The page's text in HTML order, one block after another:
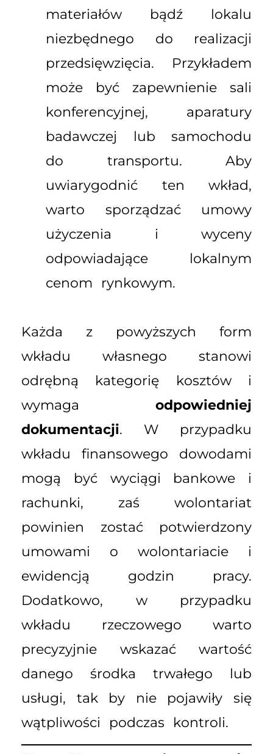
materiałów bądź lokalu
niezbędnego do realizacji
przedsięwzięcia. Przykładem
może być zapewnienie sali
konferencyjnej, aparatury
badawczej lub samochodu
do transportu. Aby
uwiarygodnić ten wkład,
warto sporządzać umowy
użyczenia i wyceny
odpowiadające lokalnym
cenom rynkowym.
Każda z powyższych form
wkładu własnego stanowi
odrębną kategorię kosztów i
wymaga odpowiedniej
dokumentacji. W przypadku
wkładu finansowego dowodami
mogą być wyciągi bankowe i
rachunki, zaś wolontariat
powinien zostać potwierdzony
umowami o wolontariacie i
ewidencją godzin pracy.
Dodatkowo, w przypadku
wkładu rzeczowego warto
precyzyjnie wskazać wartość
danego środka trwałego lub
usługi, tak by nie pojawiły się
wątpliwości podczas kontroli.